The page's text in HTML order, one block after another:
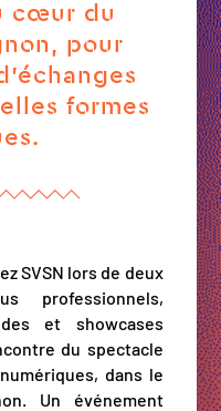
cœur du
pour
formes
SVSN lors de deux
professionnels,
et showcases
du spectacle
dans le
Un événement